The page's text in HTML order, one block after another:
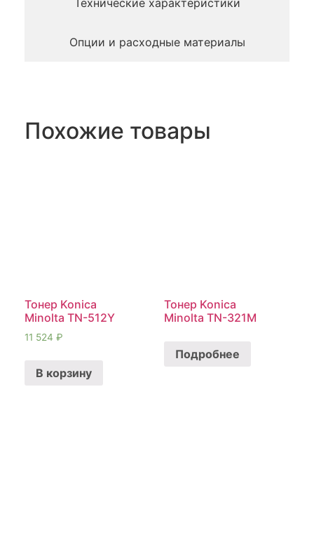
Технические характеристики
Опции и расходные материалы
Похожие товары
Тонер Konica
Minolta TN-512Y
11 524 ₽
В корзину
Тонер Konica
Minolta TN-321M
Подробнее